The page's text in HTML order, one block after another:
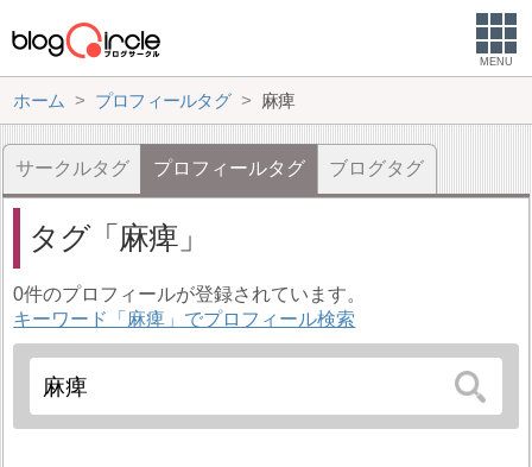
MENU
ホーム プロフィールタグ 麻痺
サークルタグ プロフィールタグ ブログタグ
タグ 麻痺
0件のプロフィールが登録されています。
キーワード「麻痺」でプロフィール検索